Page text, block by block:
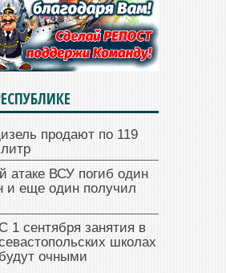
продают по 119
атаке ВСУ погиб один
и еще один получил
С 1 сентября занятия в
школах
будут очными